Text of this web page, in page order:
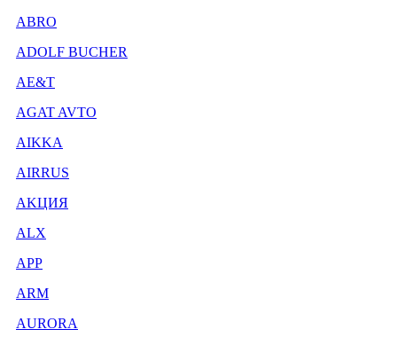
ABRO
ADOLF BUCHER
AE&T
AGAT AVTO
AIKKA
AIRRUS
AKЦИЯ
ALX
APP
ARM
AURORA